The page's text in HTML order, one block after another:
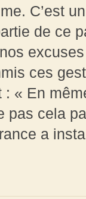
C’est
de ce
ces
« En
pas cela
a